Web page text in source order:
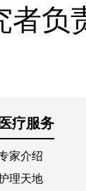
者负
医疗服务
家介绍
理天地